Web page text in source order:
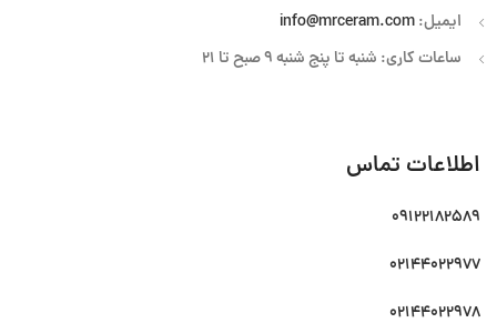
ایمیل:info@mrceram.com
ساعات کاری: شنبه تا پنج شنبه 9 صبح تا 21
اطلاعات تماس
09122182589
02144022977
02144022978